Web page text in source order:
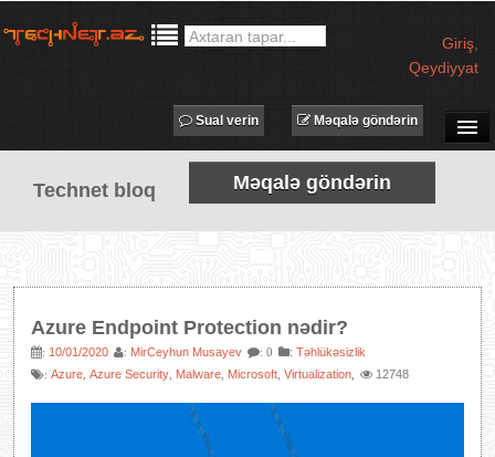
Giriş
Qeydiyyat
SUAL-CAVAB
TECHNET TV
MƏQALƏLƏR
AVADANLIQLAR
XƏBƏRLƏR
Məqalə göndərin
Sual verin
Technet bloq Məqalə göndərin
Azure Endpoint Protection nədir?
: 10/01/2020 : MirCeyhun Musayev : 0 : Təhlükəsizlik
: Azure Azure Security Malware Microsoft Virtualization 12748